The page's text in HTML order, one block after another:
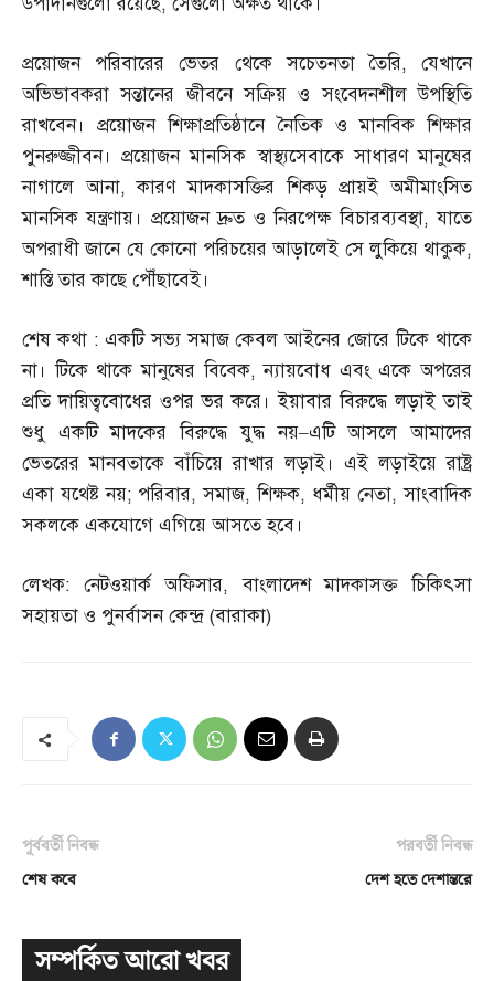
প্রয়োজন পরিবারের ভেতর থেকে সচেতনতা তৈরি,যেখানে
অভিভাবকরা সন্তানের জীবনে সক্রিয় ও সংবেদনশীল উপস্থিতি
রাখবেন। প্রয়োজন শিক্ষাপ্রতিষ্ঠানে নৈতিক ও মানবিক শিক্ষার
পুনরুজ্জীবন। প্রয়োজন মানসিক স্বাস্থ্যসেবাকে সাধারণ মানুষের
নাগালে আনা,কারণ মাদকাসক্তির শিকড় প্রায়ই অমীমাংসিত
মানসিক যন্ত্রণায়। প্রয়োজন দ্রুত ও নিরপেক্ষ বিচারব্যবস্থা,যাতে
অপরাধী জানে যে কোনো পরিচয়ের আড়ালেই সে লুকিয়ে থাকুক,
শাস্তি তার কাছে পৌঁছাবেই।
শেষ কথা : একটি সভ্য সমাজ কেবল আইনের জোরে টিকে থাকে
না। টিকে থাকে মানুষের বিবেক,ন্যায়বোধ এবং একে অপরের
প্রতি দায়িত্ববোধের ওপর ভর করে। ইয়াবার বিরুদ্ধে লড়াই তাই
শুধু একটি মাদকের বিরুদ্ধে যুদ্ধ নয়–এটি আসলে আমাদের
ভেতরের মানবতাকে বাঁচিয়ে রাখার লড়াই। এই লড়াইয়ে রাষ্ট্র
একা যথেষ্ট নয়; পরিবার,সমাজ,শিক্ষক, ধর্মীয় নেতা,সাংবাদিক
সকলকে একযোগে এগিয়ে আসতে হবে।
লেখক: নেটওয়ার্ক অফিসার,বাংলাদেশ মাদকাসক্ত চিকিৎসা
সহায়তা ও পুনর্বাসন কেন্দ্র (বারাকা)
পূর্ববর্তী নিবন্ধ
শেষ কবে
পরবর্তী নিবন্ধ
দেশ হতে দেশান্তরে
সম্পর্কিত আরো খবর